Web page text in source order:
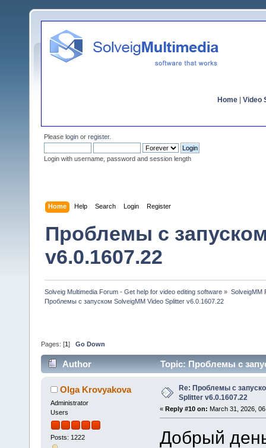
Home Video
Please login or register.
Login with username, password and session length
Home Help Search Login Register
Проблемы с
v6.0.1607.22
Solveig Multimedia Forum - Get help for video editing software » SolveigMM
Проблемы с запуском SolveigMM Video Splitter v6.0.1607.22
Pages: [1 ] Go Down
Author Topic: Проблемы с
Olga Krovyakova
Administrator
Users
Posts: 1222
Re: Проблемы с
Splitter v6.0.1607.22
« Reply #10 on: March 31, 2026,
Добрый